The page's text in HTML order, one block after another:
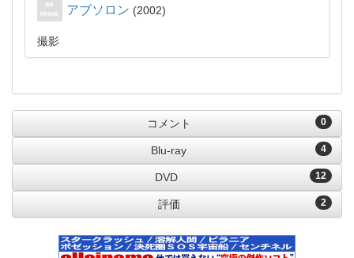
アブソロン 2002
撮影
0
コメント
4
Blu-ray
12
DVD
2
評価